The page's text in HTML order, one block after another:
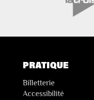
PRATIQUE
Billetterie
Accessibilité